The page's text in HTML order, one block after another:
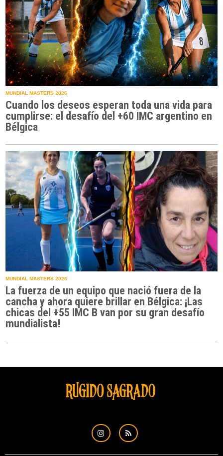
MUNDIAL MASTERS 2026
Cuando los deseos esperan toda una vida para
cumplirse: el desafío del +60 IMC argentino en
Bélgica
MUNDIAL MASTERS 2026
La fuerza de un equipo que nació fuera de la
cancha y ahora quiere brillar en Bélgica: ¡Las
chicas del +55 IMC B van por su gran desafío
mundialista!